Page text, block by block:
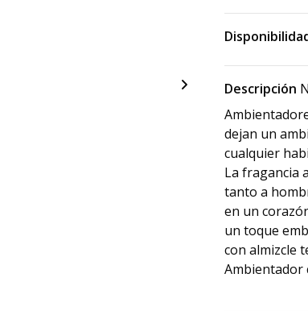
Descripción
dejan un
cualquier
La fragancia
tanto a
en un
un toque
con almizcle
Ambientador